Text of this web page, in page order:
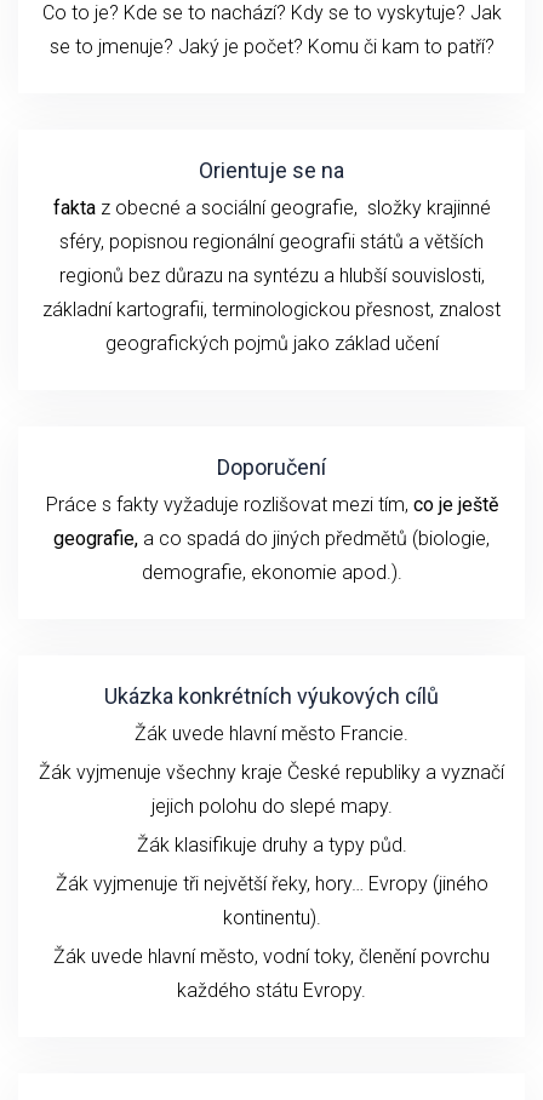
Co to je? Kde se to nachází? Kdy se to vyskytuje? Jak
se to jmenuje? Jaký je počet? Komu či kam to patří?
Orientuje se na
faktaz obecné a sociální geografie, složky krajinné
sféry, popisnou regionální geografii států a větších
regionů bez důrazu na syntézu a hlubší souvislosti,
základní kartografii, terminologickou přesnost, znalost
geografických pojmů jako základ učení
Doporučení
Práce s fakty vyžaduje rozlišovat mezi tím, co je ještě
geografie, a co spadá do jiných předmětů (biologie,
demografie, ekonomie apod.).
Ukázka konkrétních výukových cílů
Žák uvede hlavní město Francie.
Žák vyjmenuje všechny kraje České republiky a vyznačí
jejich polohu do slepé mapy.
Žák klasifikuje druhy a typy půd.
Žák vyjmenuje tři největší řeky, hory… Evropy (jiného
kontinentu).
Žák uvede hlavní město, vodní toky, členění povrchu
každého státu Evropy.